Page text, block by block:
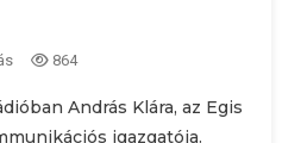
864
András Klára, az Egis
igazgatója.